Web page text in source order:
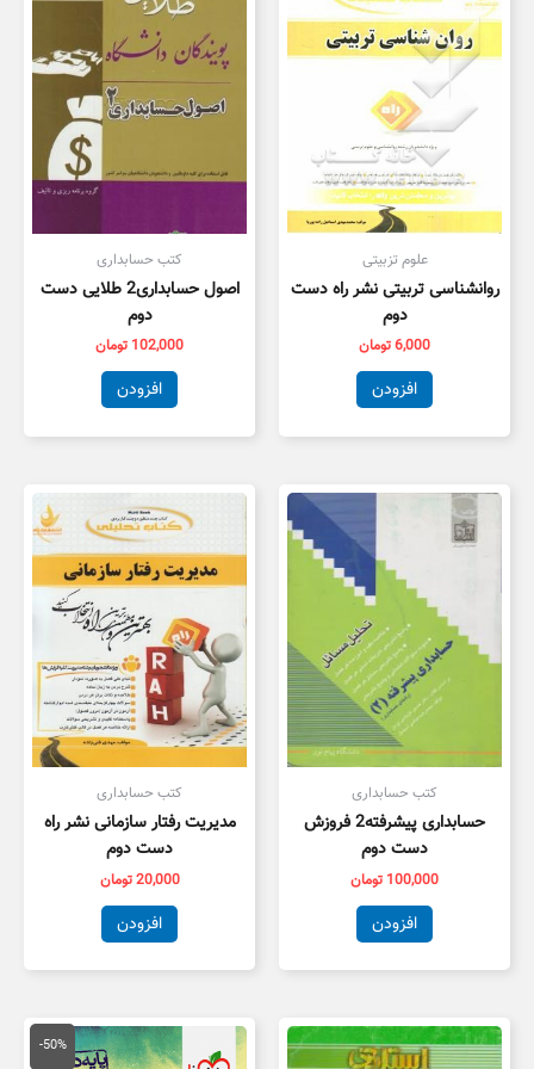
علوم تزبیتی
روانشناسی تربیتی نشر راه دست
دوم
6,000تومان
افزودن
کتب حسابداری
اصول حسابداری2 طلایی دست
دوم
102,000 تومان
افزودن
کتب حسابداری
حسابداری پیشرفته2 فروزش
دست دوم
100,000 تومان
افزودن
کتب حسابداری
مدیریت رفتار سازمانی نشر راه
دست دوم
20,000تومان
افزودن
-50%
قیمت
اصلی
قیمت
فعلی